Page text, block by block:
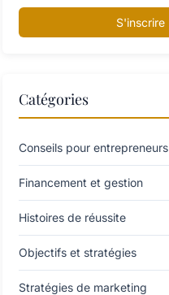
S'inscrire
Catégories
Conseils pour entrepreneurs
Financement et gestion
Histoires de réussite
Objectifs et stratégies
Stratégies de marketing